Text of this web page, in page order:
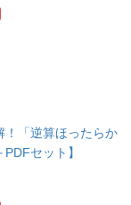
！「逆算ほったらか
セット】